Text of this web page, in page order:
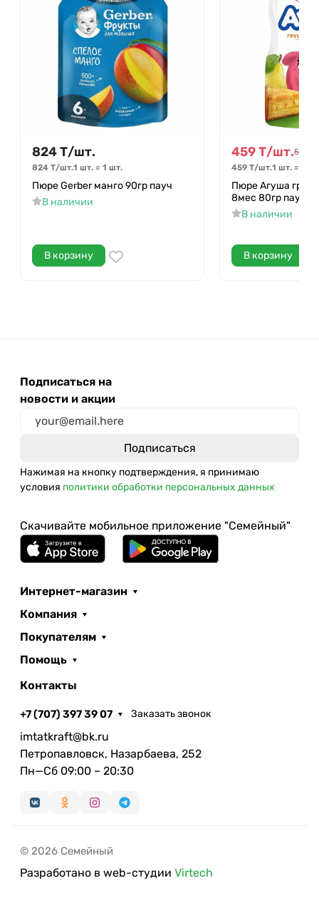
824Т/шт.
824 Т/шт.1 шт. = 1 шт.
Пюре Gerber манго 90гр пауч
В наличии
В корзину
459Т/шт.510
459 Т/шт.1 шт. =
Пюре Агуша
8мес 80гр пауч
В наличии
В корзину
Подписаться на
новости и акции
Нажимая на кнопку подтверждения, я принимаю
условия политики обработки персональных данных
Скачивайте мобильное приложение "Семейный"
Интернет-магазин
Компания
Покупателям
Помощь
Контакты
+7 (707) 397 39 07 Заказать звонок
imtatkraft@bk.ru
Петропавловск, Назарбаева, 252
Пн—Сб 09:00 – 20:30
© 2026 Семейный
Разработано в web-студии Virtech